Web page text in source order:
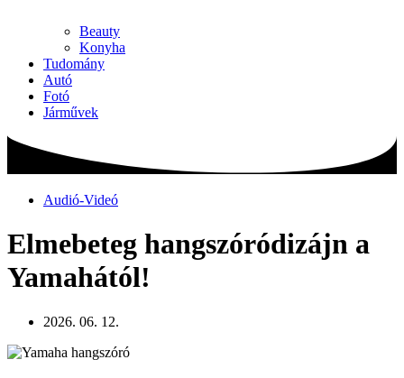
Beauty
Konyha
Tudomány
Autó
Fotó
Járművek
Audió-Videó
Elmebeteg hangszóródizájn a
Yamahától!
2026. 06. 12.